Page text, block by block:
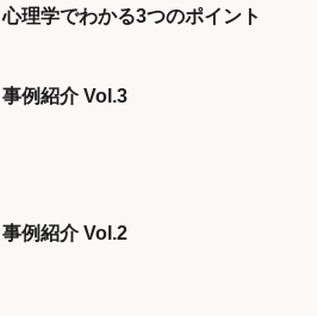
心理学でわかる3つのポイント
事例紹介 Vol.3
事例紹介 Vol.2